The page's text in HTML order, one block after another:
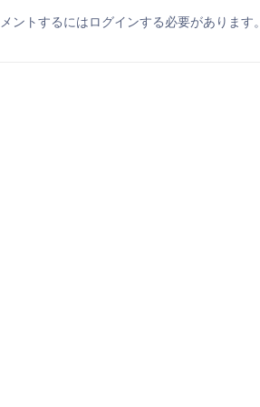
ントするにはログインする必要があります。